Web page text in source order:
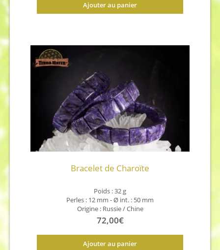
Ajouter au panier
Bracelet de Charoïte
Poids : 32 g
Perles : 12 mm - Ø int. : 50 mm
Origine : Russie / Chine
72,00€
Ajouter au panier